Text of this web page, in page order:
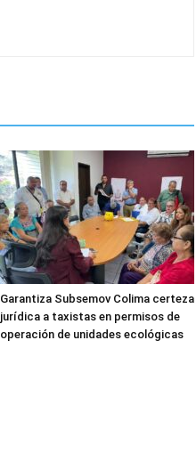
Garantiza Subsemov Colima certeza
jurídica a taxistas en permisos de
operación de unidades ecológicas